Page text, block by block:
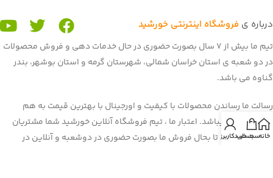
درباره ی فروشگاه اینترنتی خورشید
تیم ما بیش از 7 سال بصورت حضوری در حال خدمات دهی و فروش محصولات
در دو شعبه ی استان خراسان شمالی، شهرستان گرمه و استان بوشهر، بندر
گناوه می باشد.
رسالت ما رساندن محصولات با کیفیت و اورجینال با بهترین قیمت به هم
میهنان عزیز میباشد. اعتبار ما ، تیم فروشگاه آنلاین خورشید شما مشتریان
عزیز می باشید. تا بحال فروش ما بصورت حضوری در دوشعبه و آنلاین در
خانهسبد خرید
حساب کاربری من